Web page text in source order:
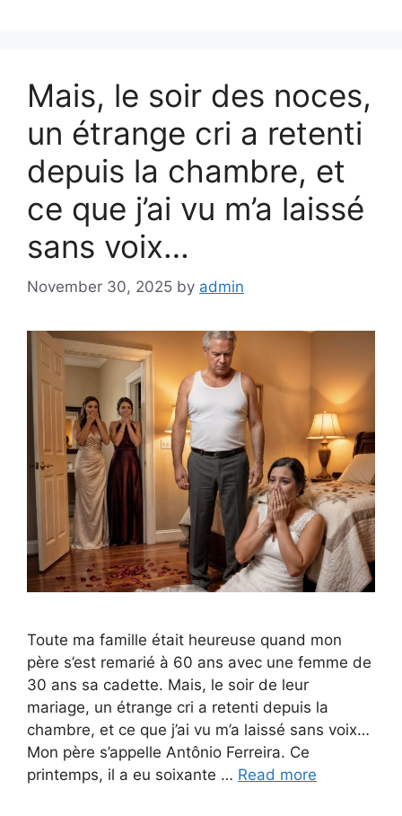
Mais, le soir des noces,
un étrange cri a retenti
depuis la chambre, et
ce que j’ai vu m’a laissé
sans voix…
November 30, 2025 by admin
Toute ma famille était heureuse quand mon
père s’est remarié à 60 ans avec une femme de
30 ans sa cadette. Mais, le soir de leur
mariage, un étrange cri a retenti depuis la
chambre, et ce que j’ai vu m’a laissé sans voix…
Mon père s’appelle Antônio Ferreira. Ce
printemps, il a eu soixante … Read more